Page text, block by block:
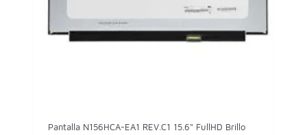
Pantalla N156HCA-EA1 REV.C1 15.6" FullHD Brillo